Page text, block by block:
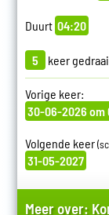
Duurt 04:20
5 keer
Vorige keer:
30-06-2026 om
Volgende keer
31-05-2027
Meer over: